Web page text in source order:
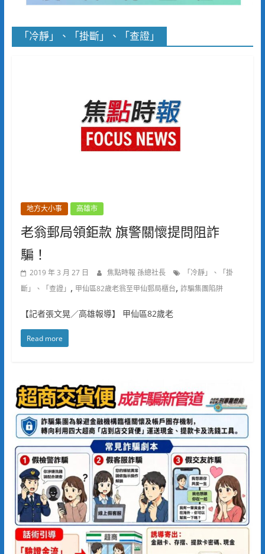
「冷靜」、「掛斷」、「查證」
地方大小事 高雄市
老翁郵局領鉅款 旗警關懷提問阻詐
騙！
2019 年 3 月 27 日 焦點時報 孫總社長
「冷靜」、「掛
斷」、「查證」 , 甲仙區82歲老翁至甲仙郵局櫃台, 詐騙集團陷阱
【記者張文晃／高雄報導】 甲仙區82歲老
Read more